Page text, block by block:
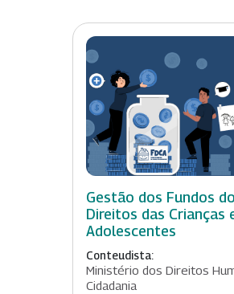
Gestão dos Fundos
Direitos das Crianças
Adolescentes
Conteudista:
Ministério dos Direitos
Cidadania